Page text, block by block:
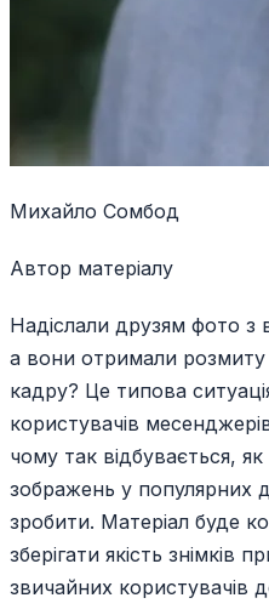
Михайло Сомбод
Автор матеріалу
Надіслали друзям фото з
а вони отримали розмиту
кадру? Це типова
користувачів
чому так відбувається,
зображень у популярних
зробити. Матеріал буде
зберігати якість знімків
звичайних користувачів